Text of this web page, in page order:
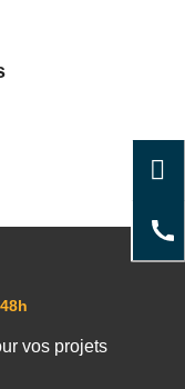
vos projets